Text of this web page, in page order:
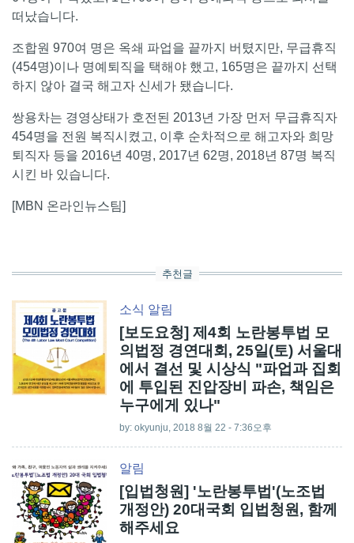
떠났습니다.
조합원 970여 명은 옥쇄 파업을 끝까지 버텼지만, 무급휴직
(454명)이나 명예퇴직을 택해야 했고, 165명은 끝까지 선택
하지 않아 결국 해고자 신세가 됐습니다.
쌍용차는 경영상태가 호전된 2013년 가장 먼저 무급휴직자
454명을 전원 복직시켰고, 이후 순차적으로 해고자와 희망
퇴직자 등을 2016년 40명, 2017년 62명, 2018년 87명 복직
시킨 바 있습니다.
[MBN 온라인뉴스팀]
추천글
소식 알림
[보도요청] 제4회 노란봉투법 모
의법정 경연대회, 25일(토) 서울대
에서 결선 및 시상식 "파업과 집회
에 투입된 진압장비 파손, 책임은
누구에게 있나"
by: okyunju, 2018 8월 22 - 7:36오후
알림
[입법청원] '노란봉투법'(노조법
개정안) 20대국회 입법청원, 함께
해주세요